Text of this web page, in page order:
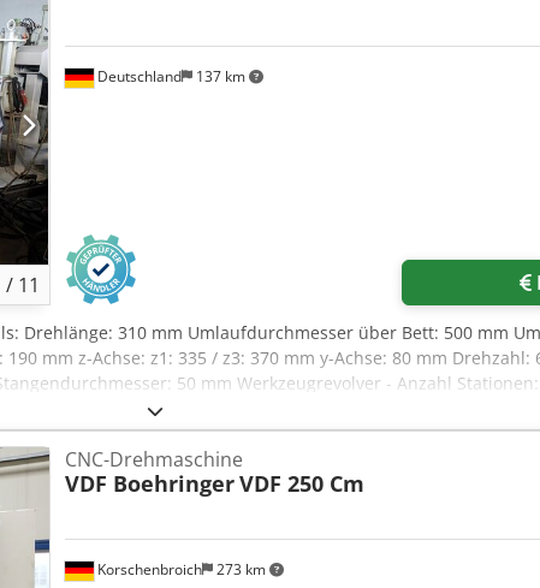
/ 11
Deutschland 137 km
Drehlänge: 310 mm Umlaufdurchmesser über Bett: 500 mm
mm z-Achse: z1: 335 / z3: 370 mm y-Achse: 80 mm Drehzahl:
50 mm Werkzeugrevolver - Anzahl
Einschaltstunden: 36443 h Betriebsstunden Spindel: 8545
LxBxH: 3,2 x 0,45 x 1,5 CNC
min.) und zusätzlich 2 Sätze Ersatzbacken. Revolverkopf für 12
min.) Drehmoment Hauptspindel: 95 Nm bei 100% und 127
Rittal Kühlung Die Maschine hat kein hydraulisches
nicht funktional. Die Maschine hat eine unbekannte
möglich. Eine Funktionalität mit Bearbeitung ist somit derzeit
Korschenbroich 273 km
CNC-Drehmaschine
VDF BoehringerVDF 250 Cm